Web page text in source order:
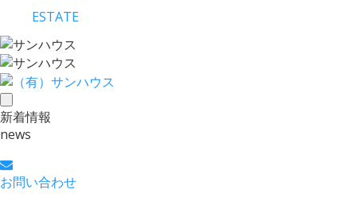
ESTATE
toggle
navigation
新着情報
news
お問い合わせ